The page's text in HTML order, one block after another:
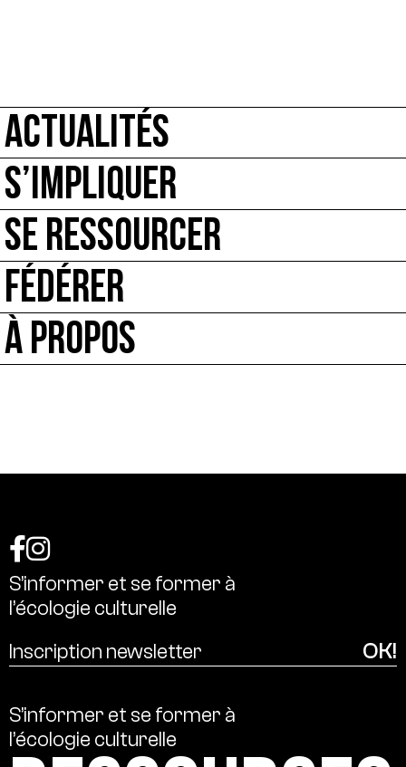
ACTUALITÉS
S’IMPLIQUER
SE RESSOURCER
FÉDÉRER
À PROPOS
S’informer et se former à
l’écologie culturelle
S’informer et se former à
l’écologie culturelle